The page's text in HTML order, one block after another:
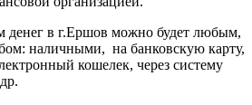
денег в г.Ершов можно будет любым,
наличными, на банковскую карту,
кошелек, через систему